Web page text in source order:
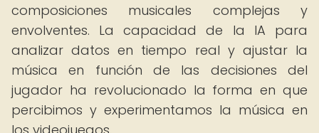
composiciones musicales complejas y
envolventes. La capacidad de la IA para
analizar datos en tiempo real y ajustar la
música en función de las decisiones del
jugador ha revolucionado la forma en que
percibimos y experimentamos la música en